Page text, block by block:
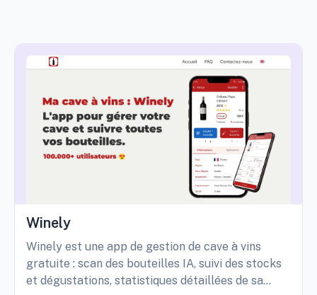
Winely
Winely est une app de gestion de cave à vins
gratuite : scan des bouteilles IA, suivi des stocks
et dégustations, statistiques détaillées de sa